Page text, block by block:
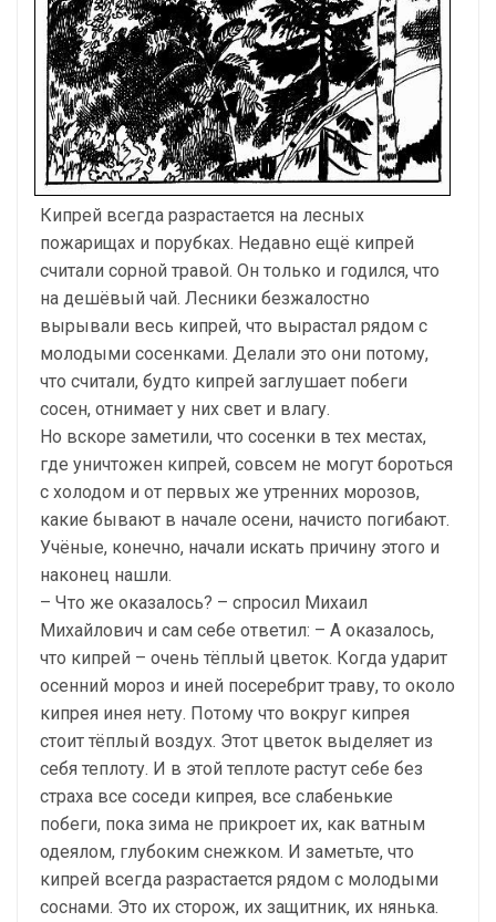
Кипрей всегда разрастается на лесных
пожарищах и порубках. Недавно ещё кипрей
считали сорной травой. Он только и годился, что
на дешёвый чай. Лесники безжалостно
вырывали весь кипрей, что вырастал рядом с
молодыми сосенками. Делали это они потому,
что считали, будто кипрей заглушает побеги
сосен, отнимает у них свет и влагу.
Но вскоре заметили, что сосенки в тех местах,
где уничтожен кипрей, совсем не могут бороться
с холодом и от первых же утренних морозов,
какие бывают в начале осени, начисто погибают.
Учёные, конечно, начали искать причину этого и
наконец нашли.
– Что же оказалось? – спросил Михаил
Михайлович и сам себе ответил: – А оказалось,
что кипрей – очень тёплый цветок. Когда ударит
осенний мороз и иней посеребрит траву, то около
кипрея инея нету. Потому что вокруг кипрея
стоит тёплый воздух. Этот цветок выделяет из
себя теплоту. И в этой теплоте растут себе без
страха все соседи кипрея, все слабенькие
побеги, пока зима не прикроет их, как ватным
одеялом, глубоким снежком. И заметьте, что
кипрей всегда разрастается рядом с молодыми
соснами. Это их сторож, их защитник, их нянька.